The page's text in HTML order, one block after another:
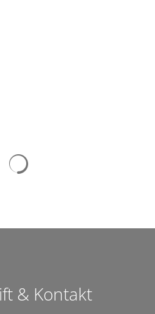
& Kontakt